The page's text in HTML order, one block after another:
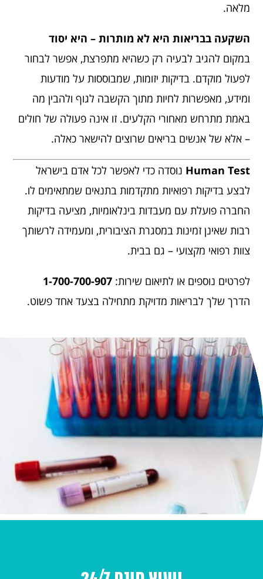
מלאה.
השקעה בבריאות היא לא מותרות – היא יסוד
במקום להגיב לבעיה רק כשהיא מתפרצת, אפשר לבחור
לפעול מוקדם. בדיקות יזומות, שמבוססות על מודעות
ומידע, מאפשרות לחיות מתוך הקשבה לגוף ולהבין מה
באמת מתרחש מאחורי הקלעים. זו אינה פעולה של חולים
– אלא של אנשים בריאים שרוצים להישאר כאלה.
Human Test נוסדה כדי לאפשר לכל אדם בישראל
לבצע בדיקות רפואיות מתקדמות בתנאים שמתאימים לו.
החברה פועלת עם מעבדות בינלאומיות, מציעה בדיקות
רבות שאינן זמינות במסגרת הציבורית, ומעמידה לרשותך
צוות רפואי מקצועי – גם בבית.
לפרטים נוספים או לתיאום שירות:1-700-700-907
הדרך שלך לבריאות מדויקת מתחילה בצעד אחד פשוט.